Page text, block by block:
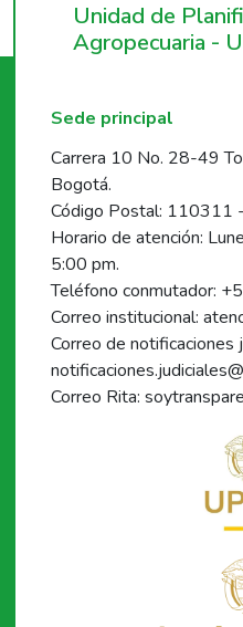
Unidad de
Agropecuaria -
Sede principal
Carrera 10 No. 28-49
Bogotá.
Código Postal:
Horario de atención:
5:00 pm.
Teléfono conmutador:
Correo institucional:
Correo de notificaciones
Correo Rita: